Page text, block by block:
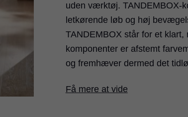
uden værktøj. TANDEMBOX-
letkørende løb og høj
TANDEMBOX står for et klart,
komponenter er afstemt
og fremhæver dermed det
Få mere at vide